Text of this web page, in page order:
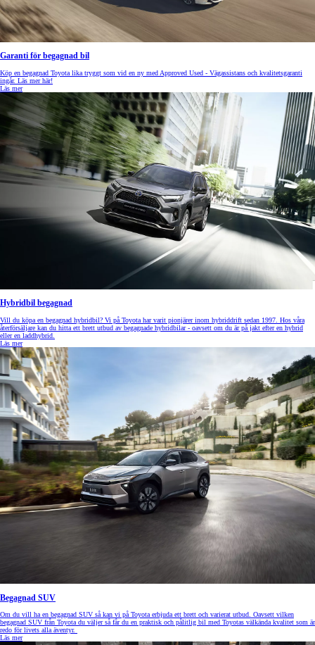
Garanti för begagnad bil
Köp en begagnad Toyota lika tryggt som vid en ny med Approved Used - Vägassistans och kvalitetsgaranti
ingår. Läs mer här!
Läs mer
Hybridbil begagnad
Vill du köpa en begagnad hybridbil? Vi på Toyota har varit pionjärer inom hybriddrift sedan 1997. Hos våra
återförsäljare kan du hitta ett brett utbud av begagnade hybridbilar - oavsett om du är på jakt efter en hybrid
eller en laddhybrid.
Läs mer
Begagnad SUV
Om du vill ha en begagnad SUV så kan vi på Toyota erbjuda ett brett och varierat utbud. Oavsett vilken
begagnad SUV från Toyota du väljer så får du en praktisk och pålitlig bil med Toyotas välkända kvalitet som är
redo för livets alla äventyr.
Läs mer